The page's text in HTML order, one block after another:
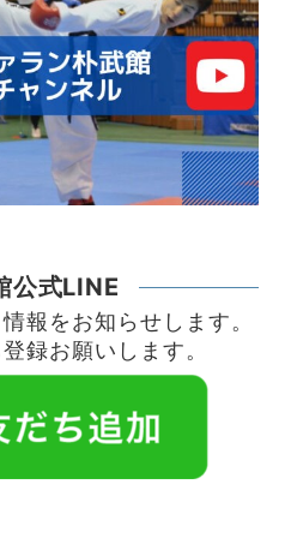
公式LINE
報をお知らせします。
録お願いします。